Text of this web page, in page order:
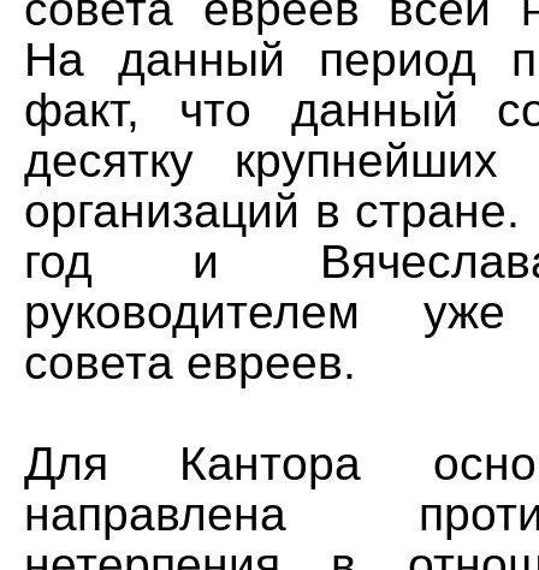
На данный период
факт, что данный
десятку крупнейших
организаций в
год и
руководителем уже
совета евреев.
Для Кантора
направлена